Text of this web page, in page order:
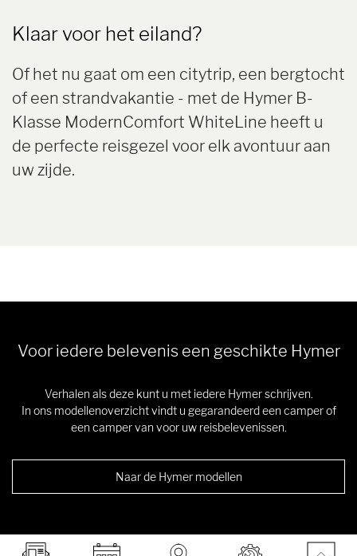
Klaar voor het eiland?
Of het nu gaat om een citytrip, een bergtocht
of een strandvakantie - met de Hymer B-
Klasse ModernComfort WhiteLine heeft u
de perfecte reisgezel voor elk avontuur aan
uw zijde.
Voor iedere belevenis een geschikte Hymer
Verhalen als deze kunt u met iedere Hymer schrijven.
In ons modellenoverzicht vindt u gegarandeerd een camper of
een camper van voor uw reisbelevenissen.
Naar de Hymer modellen